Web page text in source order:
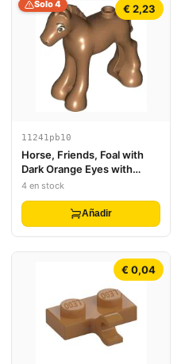
€ 2,23
Solo 4
11241pb10
Horse, Friends, Foal with
Dark Orange Eyes with
Black Eyebrows and
4 en stock
Añadir
€ 0,04